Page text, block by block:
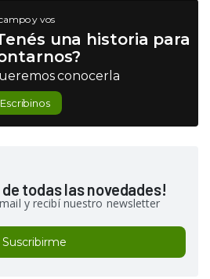
y vos
una historia para
conocerla
Escribinos
todas las novedades!
y recibí nuestro newsletter
Suscribirme